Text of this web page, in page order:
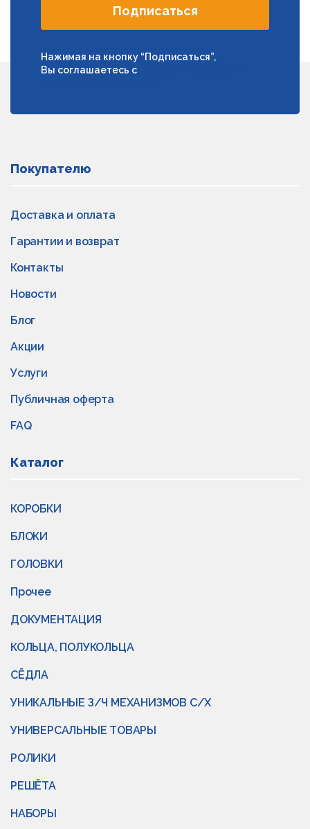
Подписаться
Нажимая на кнопку “Подписаться”,
Вы соглашаетесь с
Покупателю
Доставка и оплата
Гарантии и возврат
Контакты
Новости
Блог
Акции
Услуги
Публичная оферта
FAQ
Каталог
КОРОБКИ
БЛОКИ
ГОЛОВКИ
Прочее
ДОКУМЕНТАЦИЯ
КОЛЬЦА, ПОЛУКОЛЬЦА
СЁДЛА
УНИКАЛЬНЫЕ З/Ч МЕХАНИЗМОВ С/Х
УНИВЕРСАЛЬНЫЕ ТОВАРЫ
РОЛИКИ
РЕШЁТА
НАБОРЫ